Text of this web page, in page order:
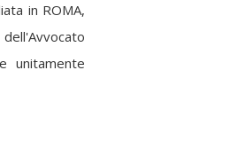
in ROMA,
unitamente